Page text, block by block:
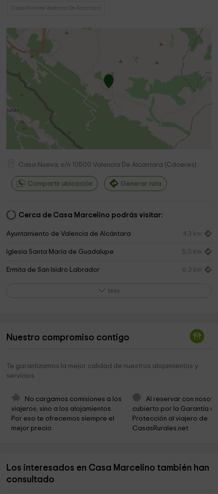
Casas Rurales Valencia De Alcantara
Casa Nueva, s/n 10500 Valencia De Alcantara (Cáceres)
Compartir ubicación Generar ruta
Cerca de Casa Marcelino podrás visitar:
Ayuntamiento de Valencia de Alcántara 4,3 km
Iglesia Santa María de Guadalupe 5,0 km
Ermita de San Isidro Labrador 6,3 km
Ermita de Santa Ana 9,0 km
City of San Vicente De Alcantara
Parroquia de San Vicente Mártir
Hijas de la Caridad
Salón del Reino de los Testigos Cristianos de
9,3 km
MARMITAS DO GIGANTE
Más
Nuestro compromiso contigo
Te garantizamos la mejor calidad de nuestros alojamientos y
servicios
No cargamos comisiones a los
viajeros, sino a los alojamientos.
Por eso te ofrecemos siempre el
mejor precio.
Al reservar con
cubierto por la Garantía
Protección al viajero de
CasasRurales.net
Los interesados en Casa Marcelino también han
consultado